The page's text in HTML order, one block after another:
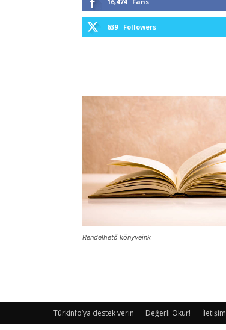
639 Followers
Rendelhető könyveink
Türkinfo’ya destek verin Değerli Okur! İletişim